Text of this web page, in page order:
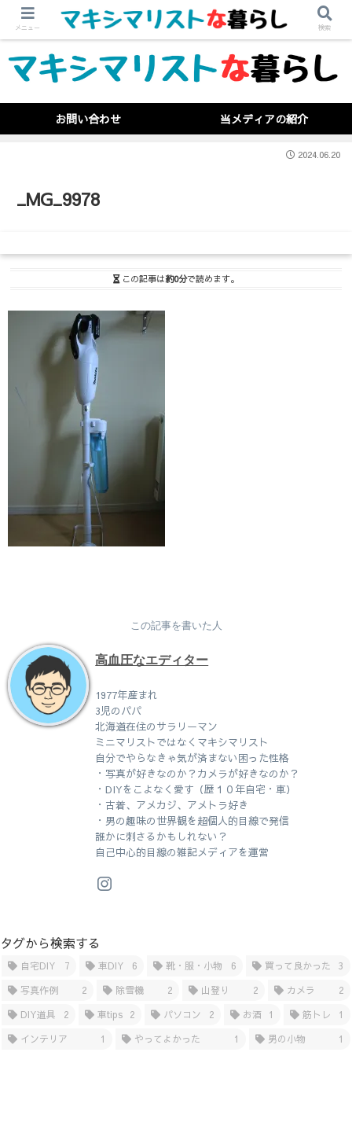
お問い合わせ 当メディアの紹介
_MG_9978
2024.06.20
この記事は約0分で読めます。
この記事を書いた人
高血圧なエディター
1977年産まれ
3児のパパ
北海道在住のサラリーマン
ミニマリストではなくマキシマリスト
自分でやらなきゃ気が済まない困った性格
・写真が好きなのか？カメラが好きなのか？
・DIYをこよなく愛す（歴１０年自宅・車）
・古着、アメカジ、アメトラ好き
・男の趣味の世界観を超個人的目線で発信
誰かに刺さるかもしれない？
自己中心的目線の雑記メディアを運営
タグから検索する
自宅DIY 7 車DIY 6 靴・服・小物 6 買って良かった
3
写真作例
2 除雪機 2 山登り 2 カメラ
2
DIY道具
2 車tips 2 パソコン 2 お酒 1 筋トレ
1
インテリア
1 やってよかった 1 男の小物 1
メニュー 検索